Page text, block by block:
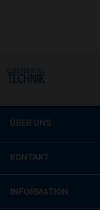
Home
ÜBER UNS
KONTAKT
INFORMATION